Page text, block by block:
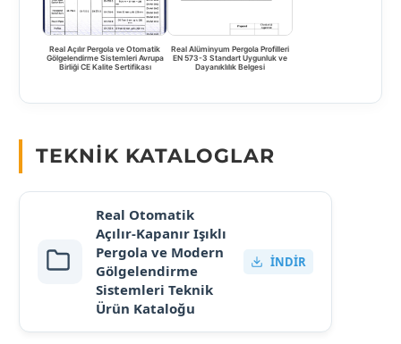
Real Açılır Pergola ve Otomatik
Gölgelendirme Sistemleri Avrupa
Birliği CE Kalite Sertifikası
Real Alüminyum Pergola Profilleri
EN 573-3 Standart Uygunluk ve
Dayanıklılık Belgesi
TEKNIK KATALOGLAR
Real Otomatik
Açılır-Kapanır Işıklı
Pergola ve Modern
Gölgelendirme
Sistemleri Teknik
Ürün Kataloğu
İNDIR